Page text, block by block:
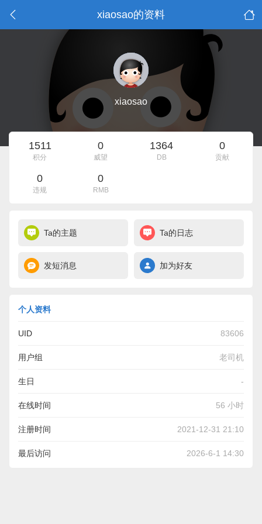
xiaosao的资料
xiaosao
1511
积分
0
威望
1364
DB
0
贡献
0
违规
0
RMB
Ta的主题 Ta的日志
发短消息 加为好友
个人资料
UID 83606
用户组 老司机
生日 -
在线时间 56 小时
注册时间 2021-12-31 21:10
最后访问 2026-6-1 14:30